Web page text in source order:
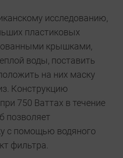
исследованию,
пластиковых
крышками,
воды, поставить
на них маску
Конструкцию
750 Ваттах в течение
позволяет
с помощью водяного
фильтра.